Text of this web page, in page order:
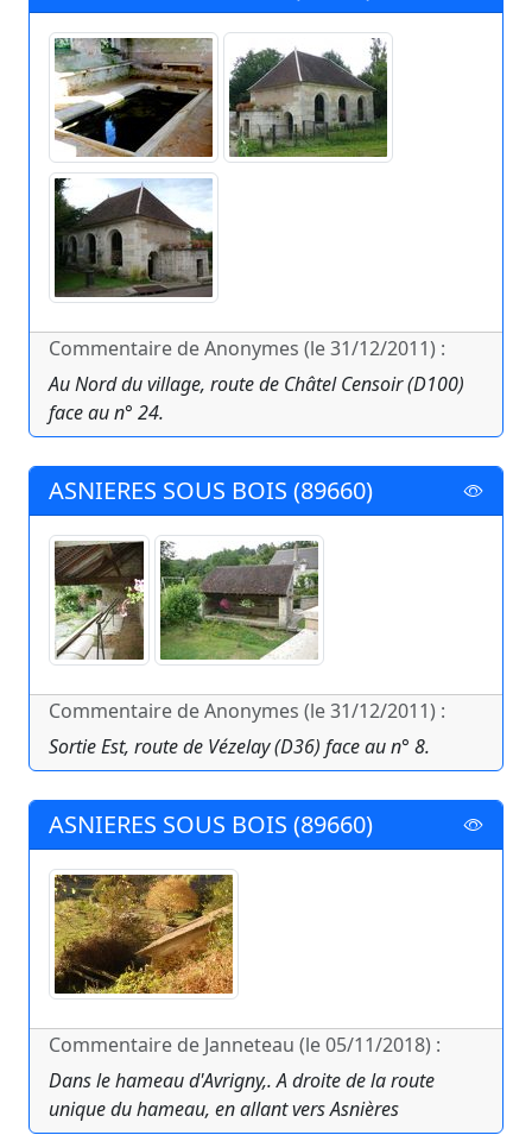
Commentaire de Anonymes (le 31/12/2011) :
Au Nord du village, route de Châtel Censoir (D100)
face au n° 24.
ASNIERES SOUS BOIS (89660)
Commentaire de Anonymes (le 31/12/2011) :
Sortie Est, route de Vézelay (D36) face au n° 8.
ASNIERES SOUS BOIS (89660)
Commentaire de Janneteau (le 05/11/2018) :
Dans le hameau d'Avrigny,. A droite de la route
unique du hameau, en allant vers Asnières